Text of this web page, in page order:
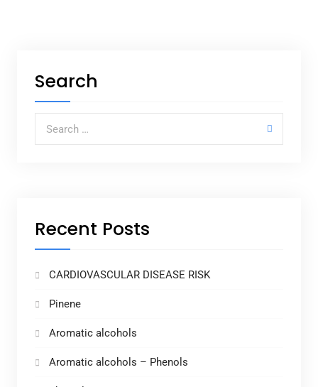
Search
Search for:
Recent Posts
CARDIOVASCULAR DISEASE RISK
Pinene
Aromatic alcohols
Aromatic alcohols – Phenols